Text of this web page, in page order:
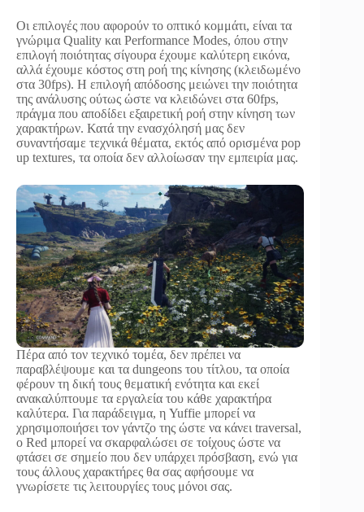
Οι επιλογές που αφορούν το οπτικό κομμάτι, είναι τα
γνώριμα Quality και Performance Modes, όπου στην
επιλογή ποιότητας σίγουρα έχουμε καλύτερη εικόνα,
αλλά έχουμε κόστος στη ροή της κίνησης (κλειδωμένο
στα 30fps). Η επιλογή απόδοσης μειώνει την ποιότητα
της ανάλυσης ούτως ώστε να κλειδώνει στα 60fps,
πράγμα που αποδίδει εξαιρετική ροή στην κίνηση των
χαρακτήρων. Κατά την ενασχόλησή μας δεν
συναντήσαμε τεχνικά θέματα, εκτός από ορισμένα pop
up textures, τα οποία δεν αλλοίωσαν την εμπειρία μας.
Πέρα από τον τεχνικό τομέα, δεν πρέπει να
παραβλέψουμε και τα dungeons του τίτλου, τα οποία
φέρουν τη δική τους θεματική ενότητα και εκεί
ανακαλύπτουμε τα εργαλεία του κάθε χαρακτήρα
καλύτερα. Για παράδειγμα, η Yuffie μπορεί να
χρησιμοποιήσει τον γάντζο της ώστε να κάνει traversal,
ο Red μπορεί να σκαρφαλώσει σε τοίχους ώστε να
φτάσει σε σημείο που δεν υπάρχει πρόσβαση, ενώ για
τους άλλους χαρακτήρες θα σας αφήσουμε να
γνωρίσετε τις λειτουργίες τους μόνοι σας.